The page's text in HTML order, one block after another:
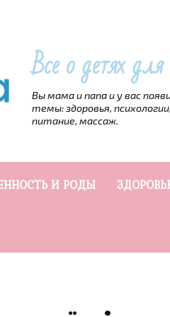
Все о детях
Вы мама и папа и у вас
темы: здоровья,
питание, массаж.
И РОДЫ